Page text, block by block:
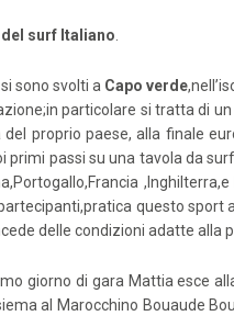
surf Italiano.
sono svolti a Capo verde
particolare si tratta di
proprio paese, alla finale
primi passi su una tavola da
questo sport
delle condizioni adatte alla
giorno di gara Mattia esce
al Marocchino Bouaude